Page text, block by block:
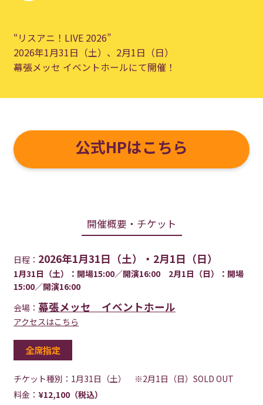
“リスアニ！LIVE 2026”
2026年1月31日（土）、2月1日（日）
幕張メッセ イベントホールにて開催！
公式HPはこちら
開催概要・チケット
日程： 2026年1月31日（土）・2月1日（日）
1月31日（土）：開場15:00／開演16:00 2月1日（日）：開場
15:00／開演16:00
会場： 幕張メッセ イベントホール
アクセスはこちら
全席指定
チケット種別： 1月31日（土） ※2月1日（日）SOLD OUT
料金： ¥12,100（税込）